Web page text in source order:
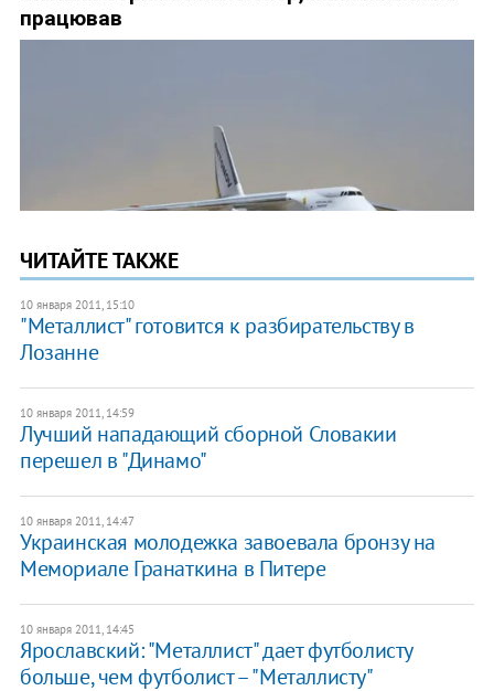
ЧИТАЙТЕ ТАКЖЕ
10 января 2011, 15:10
"Металлист" готовится к разбирательству в
Лозанне
10 января 2011, 14:59
Лучший нападающий сборной Словакии
перешел в "Динамо"
10 января 2011, 14:47
Украинская молодежка завоевала бронзу на
Мемориале Гранаткина в Питере
10 января 2011, 14:45
Ярославский: "Металлист" дает футболисту
больше, чем футболист – "Металлисту"